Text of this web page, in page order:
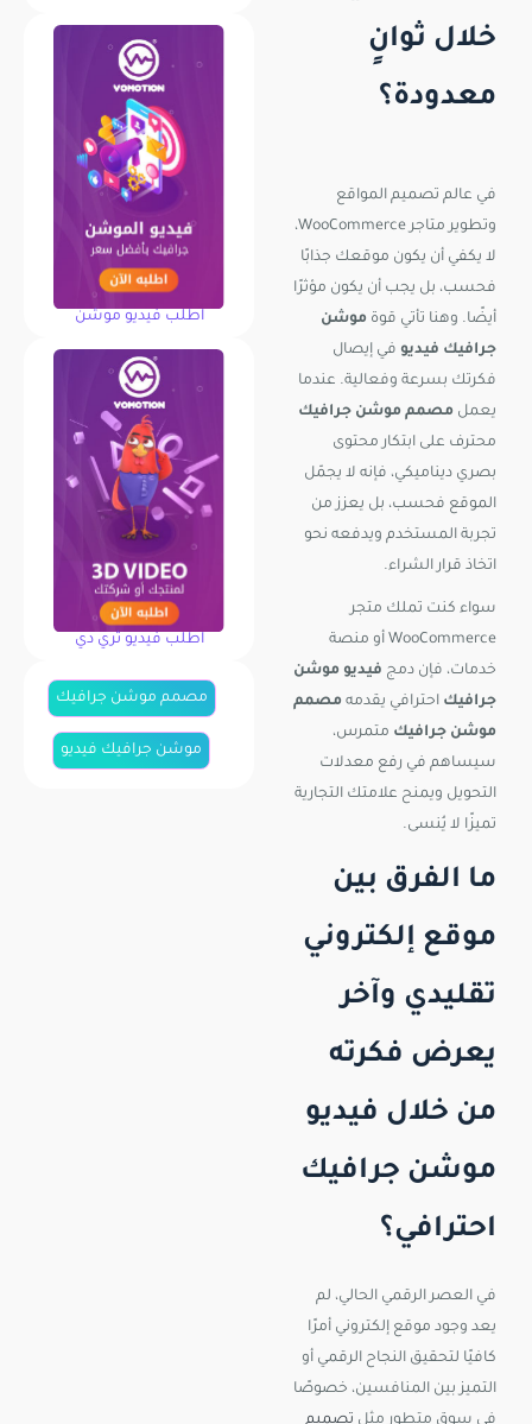
خلال ثوانٍ
معدودة؟
في عالم تصميم المواقع
وتطوير متاجر WooCommerce،
لا يكفي أن يكون موقعك جذابًا
فحسب، بل يجب أن يكون مؤثرًا
أيضًا. وهنا تأتي قوة موشن
جرافيك فيديو في إيصال
فكرتك بسرعة وفعالية. عندما
يعمل مصمم موشن جرافيك
محترف على ابتكار محتوى
بصري ديناميكي، فإنه لا يجمّل
الموقع فحسب، بل يعزز من
تجربة المستخدم ويدفعه نحو
اتخاذ قرار الشراء.
سواء كنت تملك متجر
WooCommerce أو منصة
خدمات، فإن دمج فيديو موشن
جرافيك احترافي يقدمه مصمم
موشن جرافيك متمرس،
سيساهم في رفع معدلات
التحويل ويمنح علامتك التجارية
تميزًا لا يُنسى.
ما الفرق بين
موقع إلكتروني
تقليدي وآخر
يعرض فكرته
من خلال فيديو
موشن جرافيك
احترافي؟
في العصر الرقمي الحالي، لم
يعد وجود موقع إلكتروني أمرًا
كافيًا لتحقيق النجاح الرقمي أو
التميز بين المنافسين، خصوصًا
في سوق متطور مثل تصميم
اطلب فيديو موشن
اطلب فيديو ثري دي
مصمم موشن جرافيك
موشن جرافيك فيديو